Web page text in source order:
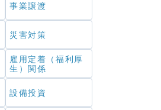
事業譲渡
災害対策
雇用定着（福利厚
生）関係
設備投資